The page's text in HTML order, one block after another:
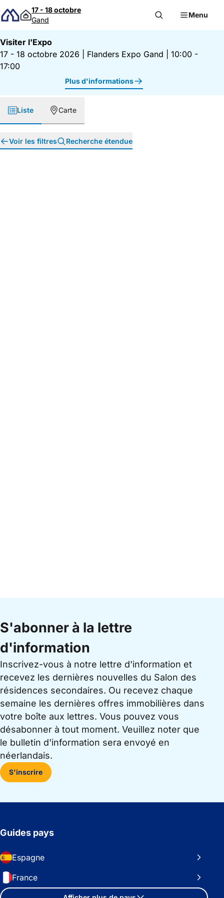
Passer au contenu
17 - 18 octobre
Gand
Menu
Visiter l'Expo
17 - 18 octobre 2026
Flanders Expo Gand
10:00 -
17:00
Plus d'informations
Liste Carte
Voir les filtres Recherche étendue
S'abonner à la lettre
d'information
Inscrivez-vous à notre lettre d'information et
recevez les dernières nouvelles du Salon des
résidences secondaires. Ou recevez chaque
semaine les dernières offres immobilières dans
votre boîte aux lettres. Vous pouvez vous
désabonner à tout moment. Veuillez noter que
le bulletin d'information sera envoyé en
néerlandais.
S'inscrire
Guides pays
Espagne
France